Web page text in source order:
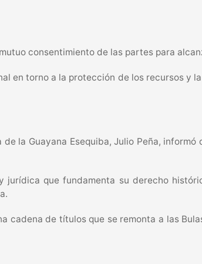
consentimiento de las partes para
en torno a la protección de los recursos y
la Guayana Esequiba, Julio Peña,
jurídica que fundamenta su derecho
cadena de títulos que se remonta a las